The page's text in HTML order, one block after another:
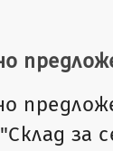
за